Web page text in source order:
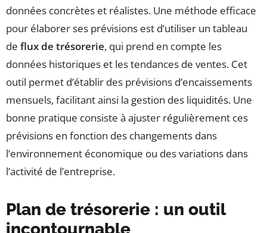
données concrètes et réalistes. Une méthode efficace
pour élaborer ses prévisions est d’utiliser un tableau
de flux de trésorerie, qui prend en compte les
données historiques et les tendances de ventes. Cet
outil permet d’établir des prévisions d’encaissements
mensuels, facilitant ainsi la gestion des liquidités. Une
bonne pratique consiste à ajuster régulièrement ces
prévisions en fonction des changements dans
l’environnement économique ou des variations dans
l’activité de l’entreprise.
Plan de trésorerie : un outil
incontournable